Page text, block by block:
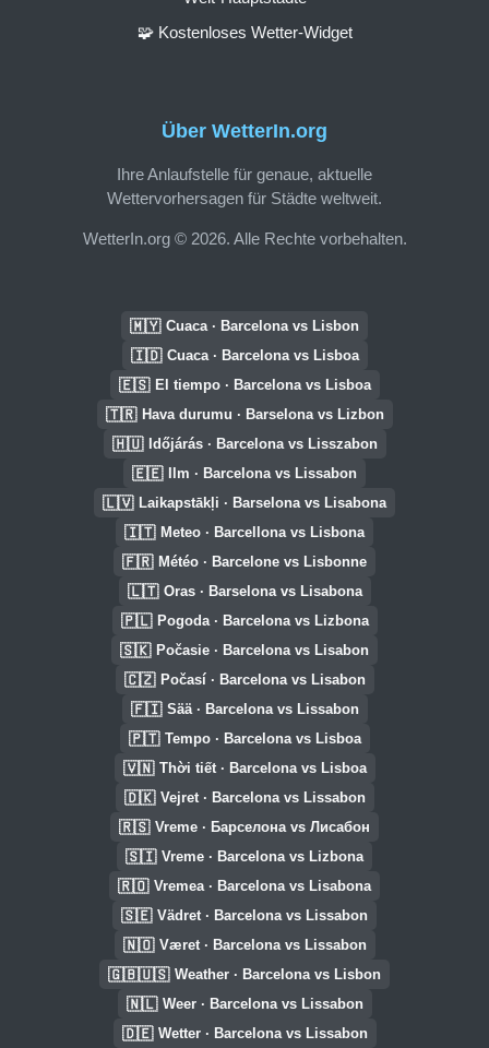
Über WetterIn.org
Ihre Anlaufstelle für genaue, aktuelle
Wettervorhersagen für Städte weltweit.
WetterIn.org © 2026. Alle Rechte vorbehalten.
🧩 Kostenloses Wetter-Widget
🇲🇾 Cuaca · Barcelona vs Lisbon
🇮🇩 Cuaca · Barcelona vs Lisboa
🇪🇸 El tiempo · Barcelona vs Lisboa
🇹🇷 Hava durumu · Barselona vs Lizbon
🇭🇺 Időjárás · Barcelona vs Lisszabon
🇪🇪 Ilm · Barcelona vs Lissabon
🇱🇻 Laikapstākļi · Barselona vs Lisabona
🇮🇹 Meteo · Barcellona vs Lisbona
🇫🇷 Météo · Barcelone vs Lisbonne
🇱🇹 Oras · Barselona vs Lisabona
🇵🇱 Pogoda · Barcelona vs Lizbona
🇸🇰 Počasie · Barcelona vs Lisabon
🇨🇿 Počasí · Barcelona vs Lisabon
🇫🇮 Sää · Barcelona vs Lissabon
🇵🇹 Tempo · Barcelona vs Lisboa
🇻🇳 Thời tiết · Barcelona vs Lisboa
🇩🇰 Vejret · Barcelona vs Lissabon
🇷🇸 Vreme · Барселона vs Лисабон
🇸🇮 Vreme · Barcelona vs Lizbona
🇷🇴 Vremea · Barcelona vs Lisabona
🇸🇪 Vädret · Barcelona vs Lissabon
🇳🇴 Været · Barcelona vs Lissabon
🇬🇧🇺🇸 Weather · Barcelona vs Lisbon
🇳🇱 Weer · Barcelona vs Lissabon
🇩🇪 Wetter · Barcelona vs Lissabon